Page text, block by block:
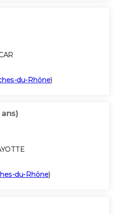
du-Rhône)
ans)
du-Rhône)